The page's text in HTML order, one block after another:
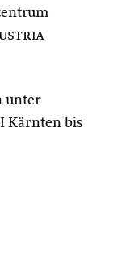
unter
Kärnten bis